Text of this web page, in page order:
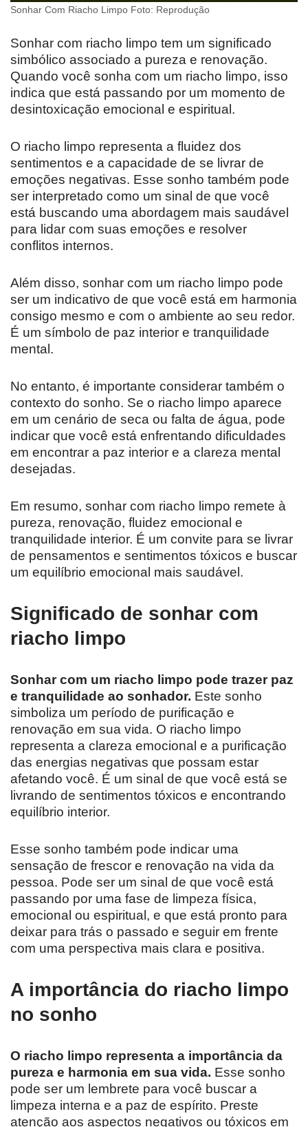
Sonhar Com Riacho Limpo Foto: Reprodução
Sonhar com riacho limpo tem um significado
simbólico associado a pureza e renovação.
Quando você sonha com um riacho limpo, isso
indica que está passando por um momento de
desintoxicação emocional e espiritual.
O riacho limpo representa a fluidez dos
sentimentos e a capacidade de se livrar de
emoções negativas. Esse sonho também pode
ser interpretado como um sinal de que você
está buscando uma abordagem mais saudável
para lidar com suas emoções e resolver
conflitos internos.
Além disso, sonhar com um riacho limpo pode
ser um indicativo de que você está em harmonia
consigo mesmo e com o ambiente ao seu redor.
É um símbolo de paz interior e tranquilidade
mental.
No entanto, é importante considerar também o
contexto do sonho. Se o riacho limpo aparece
em um cenário de seca ou falta de água, pode
indicar que você está enfrentando dificuldades
em encontrar a paz interior e a clareza mental
desejadas.
Em resumo, sonhar com riacho limpo remete à
pureza, renovação, fluidez emocional e
tranquilidade interior. É um convite para se livrar
de pensamentos e sentimentos tóxicos e buscar
um equilíbrio emocional mais saudável.
Significado de sonhar com
riacho limpo
Sonhar com um riacho limpo pode trazer paz
e tranquilidade ao sonhador. Este sonho
simboliza um período de purificação e
renovação em sua vida. O riacho limpo
representa a clareza emocional e a purificação
das energias negativas que possam estar
afetando você. É um sinal de que você está se
livrando de sentimentos tóxicos e encontrando
equilíbrio interior.
Esse sonho também pode indicar uma
sensação de frescor e renovação na vida da
pessoa. Pode ser um sinal de que você está
passando por uma fase de limpeza física,
emocional ou espiritual, e que está pronto para
deixar para trás o passado e seguir em frente
com uma perspectiva mais clara e positiva.
A importância do riacho limpo
no sonho
O riacho limpo representa a importância da
pureza e harmonia em sua vida. Esse sonho
pode ser um lembrete para você buscar a
limpeza interna e a paz de espírito. Preste
atenção aos aspectos negativos ou tóxicos em